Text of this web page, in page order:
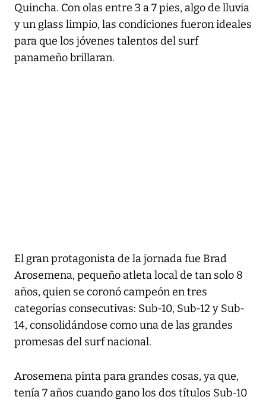
Quincha. Con olas entre 3 a 7 pies, algo de lluvia
y un glass limpio, las condiciones fueron ideales
para que los jóvenes talentos del surf
panameño brillaran.
El gran protagonista de la jornada fue Brad
Arosemena, pequeño atleta local de tan solo 8
años, quien se coronó campeón en tres
categorías consecutivas: Sub-10, Sub-12 y Sub-
14, consolidándose como una de las grandes
promesas del surf nacional.
Arosemena pinta para grandes cosas, ya que,
tenía 7 años cuando gano los dos títulos Sub-10